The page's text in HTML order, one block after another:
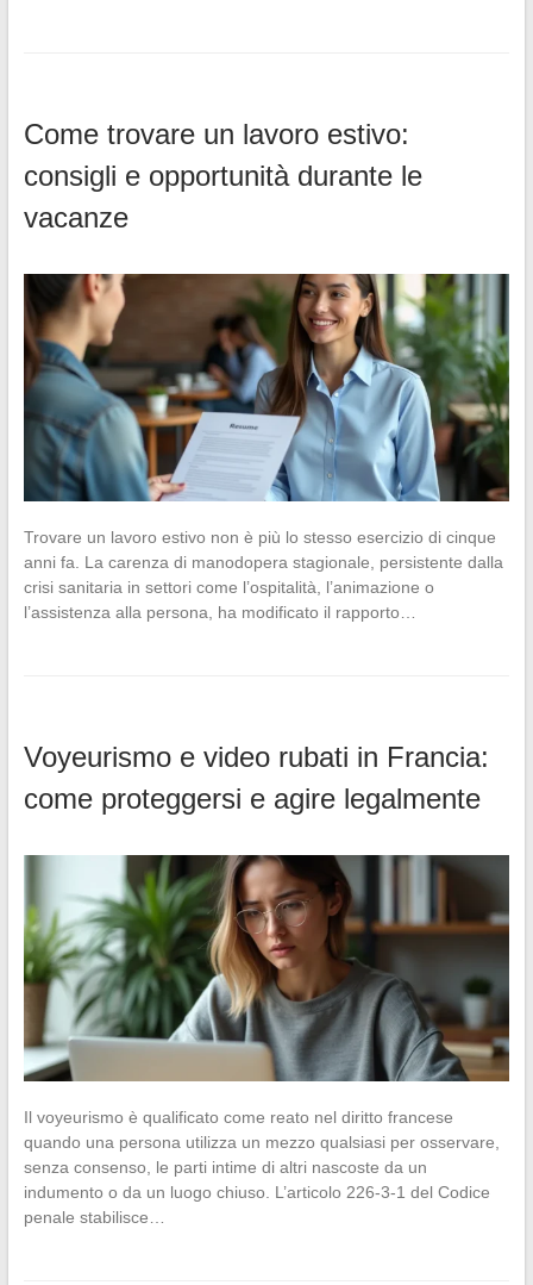
Come trovare un lavoro estivo:
consigli e opportunità durante le
vacanze
Trovare un lavoro estivo non è più lo stesso esercizio di cinque
anni fa. La carenza di manodopera stagionale, persistente dalla
crisi sanitaria in settori come l’ospitalità, l’animazione o
l’assistenza alla persona, ha modificato il rapporto…
Voyeurismo e video rubati in Francia:
come proteggersi e agire legalmente
Il voyeurismo è qualificato come reato nel diritto francese
quando una persona utilizza un mezzo qualsiasi per osservare,
senza consenso, le parti intime di altri nascoste da un
indumento o da un luogo chiuso. L’articolo 226-3-1 del Codice
penale stabilisce…